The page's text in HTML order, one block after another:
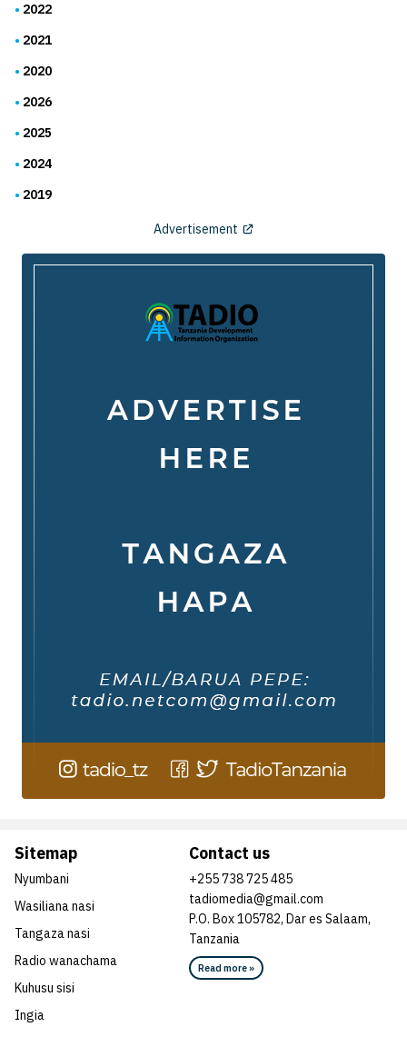
2022
2021
2020
2026
2025
2024
2019
Advertisement
Sitemap
Nyumbani
Wasiliana nasi
Tangaza nasi
Radio wanachama
Kuhusu sisi
Ingia
Contact us
+255 738 725 485
tadiomedia@gmail.com
P.O. Box 105782, Dar es Salaam,
Tanzania
Read more »